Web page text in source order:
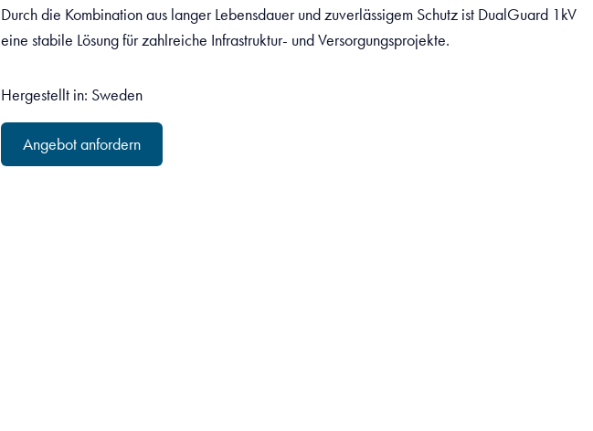
Durch die Kombination aus langer Lebensdauer und zuverlässigem Schutz ist DualGuard 1kV
eine stabile Lösung für zahlreiche Infrastruktur- und Versorgungsprojekte.
Hergestellt in: Sweden
Angebot anfordern